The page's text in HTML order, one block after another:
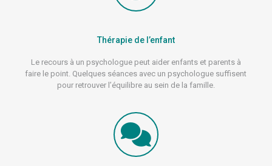
Thérapie de l’enfant
Le recours à un psychologue peut aider enfants et parents à
faire le point. Quelques séances avec un psychologue suffisent
pour retrouver l’équilibre au sein de la famille.